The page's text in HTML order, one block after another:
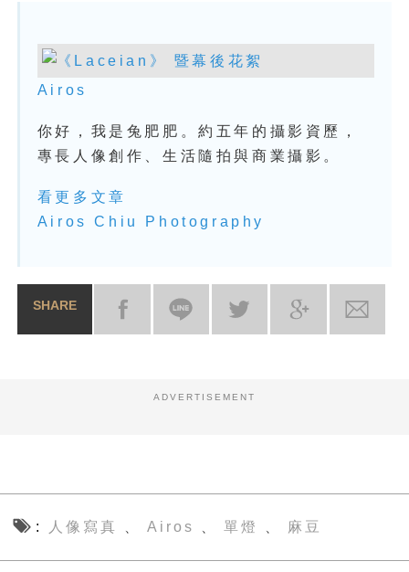
Airos
你好，我是兔肥肥。約五年的攝影資歷，
專長人像創作、生活隨拍與商業攝影。
看更多文章
Airos Chiu Photography
SHARE
ADVERTISEMENT
人像寫真 Airos 單燈 麻豆